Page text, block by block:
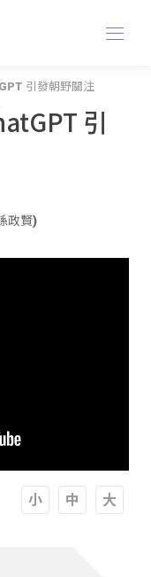
引發朝野關注
引
政賢)